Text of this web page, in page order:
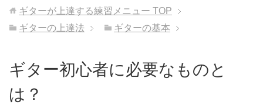
ギターが上達する練習メニュー TOP
ギターの上達法
ギターの基本
ギター初心者に必要なものと
は？